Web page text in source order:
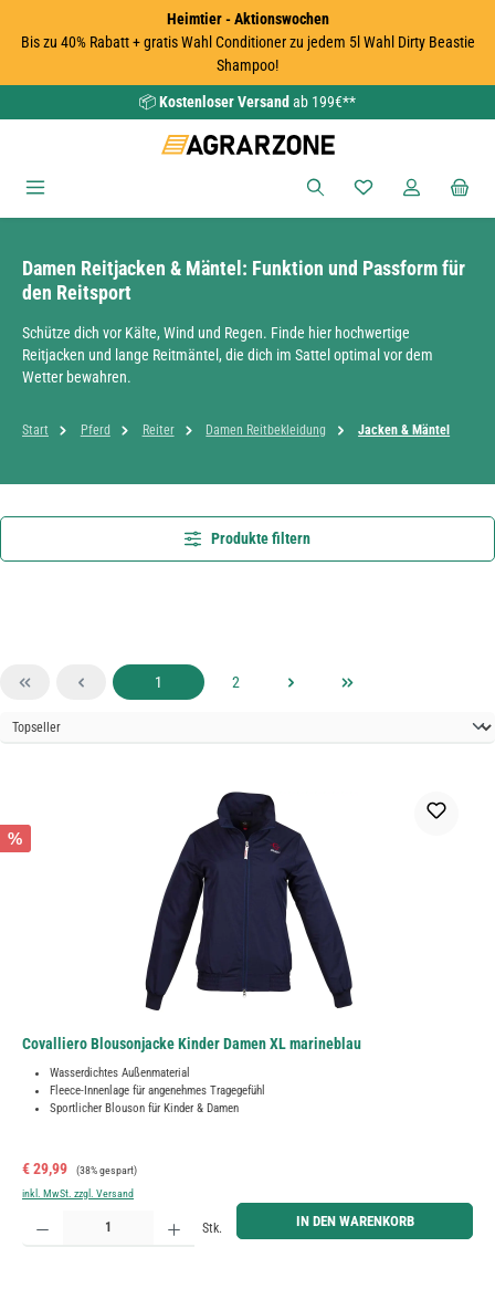
Heimtier - Aktionswochen
Bis zu 40% Rabatt + gratis Wahl Conditioner zu jedem 5l Wahl Dirty Beastie
Shampoo!
📦Kostenloser Versand ab 199€**
Du hast 0
Damen Reitjacken & Mäntel: Funktion und Passform für
den Reitsport
Schütze dich vor Kälte, Wind und Regen. Finde hier hochwertige
Reitjacken und lange Reitmäntel, die dich im Sattel optimal vor dem
Wetter bewahren.
Start Pferd Reiter Damen Reitbekleidung Jacken & Mäntel
Produkte filtern
Seite
1 Seite
2
%
Covalliero Blousonjacke Kinder Damen XL marineblau
Wasserdichtes Außenmaterial
Fleece-Innenlage für angenehmes Tragegefühl
Sportlicher Blouson für Kinder & Damen
Verkaufspreis:
€ 29,99 Regulärer Preis:
(38% gespart)
inkl. MwSt. zzgl. Versand
Produkt Anzahl: Gib den gewünschten Wert ein oder benutze die Schaltflächen um die Anzahl zu
Stk. IN DEN WARENKORB